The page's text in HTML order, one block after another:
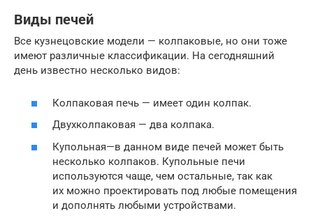
Виды печей
Все кузнецовские модели — колпаковые, но они тоже
имеют различные классификации. На сегодняшний
день известно несколько видов:
Колпаковая печь — имеет один колпак.
Двухколпаковая — два колпака.
Купольная—в данном виде печей может быть
несколько колпаков. Купольные печи
используются чаще, чем остальные, так как
их можно проектировать под любые помещения
и дополнять любыми устройствами.